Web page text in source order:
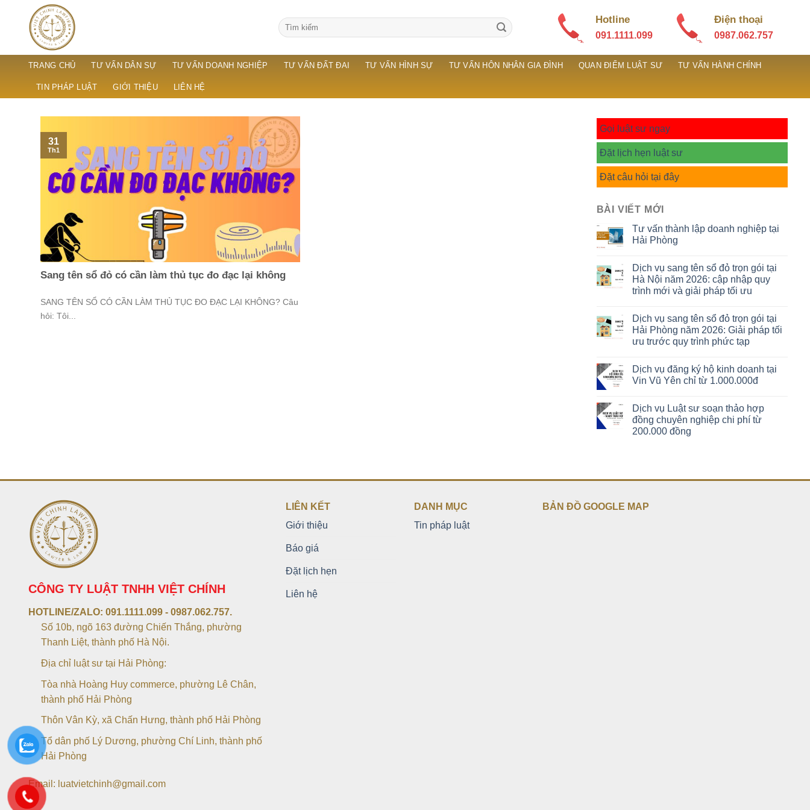
content
Hotline
091.1111.099
Điện thoại
0987.062.757
TRANG CHỦ TƯ VẤN DÂN SỰ TƯ VẤN DOANH NGHIỆP TƯ VẤN ĐẤT ĐAI TƯ VẤN HÌNH SỰ TƯ VẤN HÔN NHÂN GIA ĐÌNH QUAN ĐIỂM LUẬT SƯ TƯ VẤN HÀNH CHÍNH
TIN PHÁP LUẬT GIỚI THIỆU LIÊN HỆ
Sang tên sổ đỏ có cần làm thủ tục đo đạc lại không
SANG TÊN SỔ CÓ CẦN LÀM THỦ TỤC ĐO ĐẠC LẠI KHÔNG? Câu
hỏi: Tôi...
31
Th1
Gọi luật sư ngay
Đặt lịch hẹn luật sư
Đặt câu hỏi tại đây
BÀI VIẾT MỚI
Tư vấn thành lập doanh nghiệp tại
Hải Phòng
Dịch vụ sang tên sổ đỏ trọn gói tại
Hà Nội năm 2026: cập nhập quy
trình mới và giải pháp tối ưu
Dịch vụ sang tên sổ đỏ trọn gói tại
Hải Phòng năm 2026: Giải pháp tối
ưu trước quy trình phức tạp
Dịch vụ đăng ký hộ kinh doanh tại
Vin Vũ Yên chỉ từ 1.000.000đ
Dịch vụ Luật sư soạn thảo hợp
đồng chuyên nghiệp chi phí từ
200.000 đồng
CÔNG TY LUẬT TNHH VIỆT CHÍNH
HOTLINE/ZALO: 091.1111.099 - 0987.062.757.
Số 10b, ngõ 163 đường Chiến Thắng, phường
Thanh Liệt, thành phố Hà Nội.
Địa chỉ luật sư tại Hải Phòng:
Tòa nhà Hoàng Huy commerce, phường Lê Chân,
thành phố Hải Phòng
Thôn Vân Kỳ, xã Chấn Hưng, thành phố Hải Phòng
Tổ dân phố Lý Dương, phường Chí Linh, thành phố
Hải Phòng
Email: luatvietchinh@gmail.com
LIÊN KẾT
Giới thiệu
Báo giá
Đặt lịch hẹn
Liên hệ
DANH MỤC
Tin pháp luật
BẢN ĐỒ GOOGLE MAP